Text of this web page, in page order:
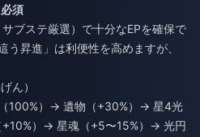
須
ブステ厳選）で十分なEPを確保で
う昇進」は利便性を高めますが、
ん）
100%）→ 遺物（+30%）→ 星4光
）→ 星魂（+5〜15%）→ 光円